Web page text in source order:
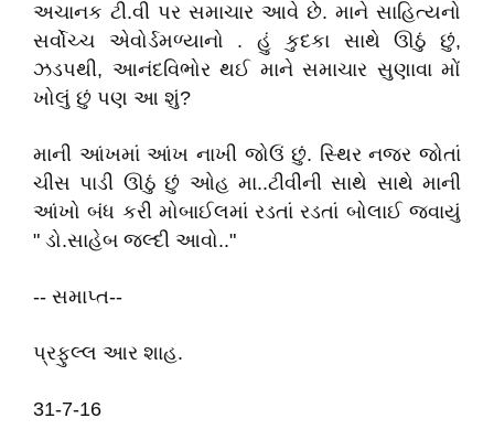
અચાનક ટી.વી પર સમાચાર આવે છે. માને સાહિત્યનો
સર્વોચ્ચ એવોર્ડમળ્યાનો . હું કુદકા સાથે ઊઠું છું,
ઝડપથી, આનંદવિભોર થઈ માને સમાચાર સુણાવા મોં
ખોલું છું પણ આ શું?
માની આંખમાં આંખ નાખી જોઉં છું. સ્થિર નજર જોતાં
ચીસ પાડી ઊઠું છું ઓહ મા..ટીવીની સાથે સાથે માની
આંખો બંધ કરી મોબાઈલમાં રડતાં રડતાં બોલાઈ જવાયું
" ડો.સાહેબ જલ્દી આવો.."
-- સમાપ્ત--
પ્રફુલ્લ આર શાહ.
31-7-16